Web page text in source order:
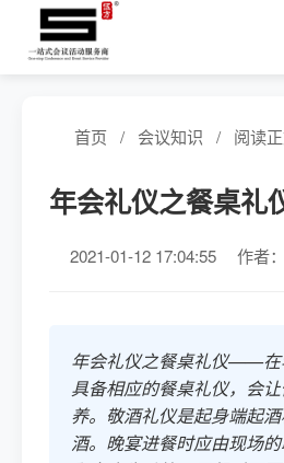
首页 / 会议知识 / 阅读
年会礼仪之餐桌礼
2021-01-12 17:04:55 作者：
年会礼仪之餐桌礼仪——在
具备相应的餐桌礼仪，会
养。敬酒礼仪是起身端起
酒。晚宴进餐时应由现场